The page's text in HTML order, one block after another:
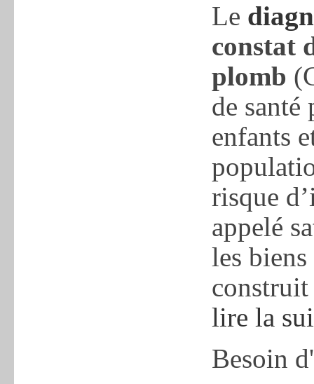
Le
constat
plomb
de santé
enfants
risque
appelé
les
lire la
Besoin